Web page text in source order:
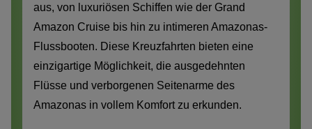
aus, von luxuriösen Schiffen wie der Grand
Amazon Cruise bis hin zu intimeren Amazonas-
Flussbooten. Diese Kreuzfahrten bieten eine
einzigartige Möglichkeit, die ausgedehnten
Flüsse und verborgenen Seitenarme des
Amazonas in vollem Komfort zu erkunden.